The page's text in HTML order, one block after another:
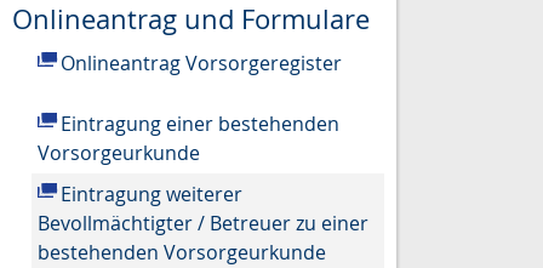
Onlineantrag und Formulare
Onlineantrag Vorsorgeregister
Eintragung einer bestehenden
Vorsorgeurkunde
Eintragung weiterer
Bevollmächtigter / Betreuer zu einer
bestehenden Vorsorgeurkunde